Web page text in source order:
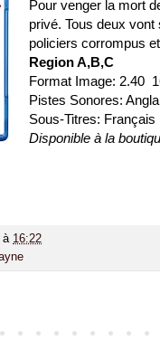
Pour venger la mort
privé. Tous deux
policiers corrompus
Region A,B,C
Format Image: 2.40
Pistes Sonores:
Sous-Titres: Français
Disponible à la
à 16:22